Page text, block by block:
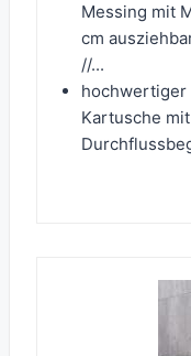
Messing mit
cm
//...
hochwertiger
Kartusche